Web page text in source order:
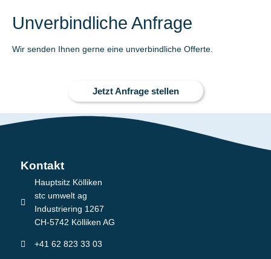
Unverbindliche Anfrage
Wir senden Ihnen gerne eine unverbindliche Offerte.
Jetzt Anfrage stellen
Kontakt
Hauptsitz Kölliken
stc umwelt ag
Industriering 1267
CH-5742 Kölliken AG
+41 62 823 33 03